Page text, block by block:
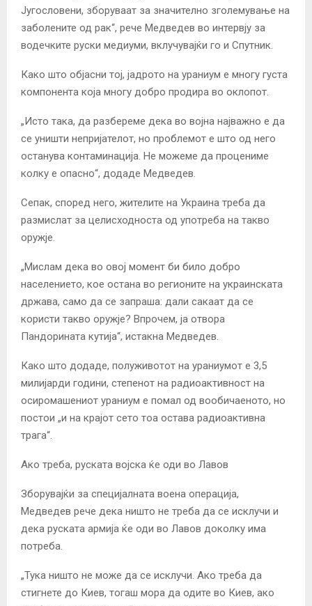
Југословени, зборуваат за значително зголемување на
заболените од рак“, рече Медведев во интервју за
водечките руски медиуми, вклучувајќи го и Спутник.
Како што објасни тој, јадрото на ураниум е многу густа
компонента која многу добро продира во оклопот.
„Исто така, да разбереме дека во војна најважно е да
се уништи непријателот, но проблемот е што од него
останува контаминација. Не можеме да процениме
колку е опасно“, додаде Медведев.
Сепак, според него, жителите на Украина треба да
размислат за целисходноста од употреба на такво
оружје.
„Мислам дека во овој момент би било добро
населението, кое остана во регионите на украинската
држава, само да се запраша: дали сакаат да се
користи такво оружје? Впрочем, ја отвора
Пандорината кутија“, истакна Медведев.
Како што додаде, полуживотот на ураниумот е 3,5
милијарди години, степенот на радиоактивност на
осиромашениот ураниум е помал од вообичаеното, но
постои „и на крајот сето тоа остава радиоактивна
трага“.
Ако треба, руската војска ќе оди во Лавов
Зборувајќи за специјалната воена операција,
Медведев рече дека ништо не треба да се исклучи и
дека руската армија ќе оди во Лавов доколку има
потреба.
„Тука ништо не може да се исклучи. Ако треба да
стигнете до Киев, тогаш мора да одите во Киев, ако